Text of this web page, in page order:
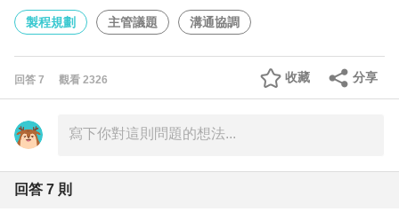
製程規劃 主管議題 溝通協調
回答 7 觀看 2326 分享
收藏
回答 7 則